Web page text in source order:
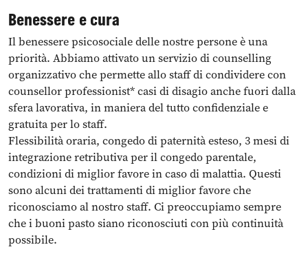
Benessere e cura
Il benessere psicosociale delle nostre persone è una
priorità. Abbiamo attivato un servizio di counselling
organizzativo che permette allo staff di condividere con
counsellor professionist* casi di disagio anche fuori dalla
sfera lavorativa, in maniera del tutto confidenziale e
gratuita per lo staff.
Flessibilità oraria, congedo di paternità esteso, 3 mesi di
integrazione retributiva per il congedo parentale,
condizioni di miglior favore in caso di malattia. Questi
sono alcuni dei trattamenti di miglior favore che
riconosciamo al nostro staff. Ci preoccupiamo sempre
che i buoni pasto siano riconosciuti con più continuità
possibile.